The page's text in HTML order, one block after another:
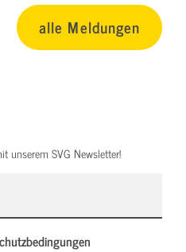
alle Meldungen
unserem SVG Newsletter!